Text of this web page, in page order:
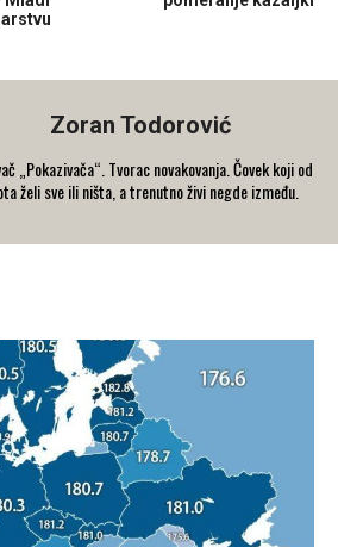
Zoran Todorović
„Pokazivača“. Tvorac novakovanja. Čovek koji od
želi sve ili ništa, a trenutno živi negde između.